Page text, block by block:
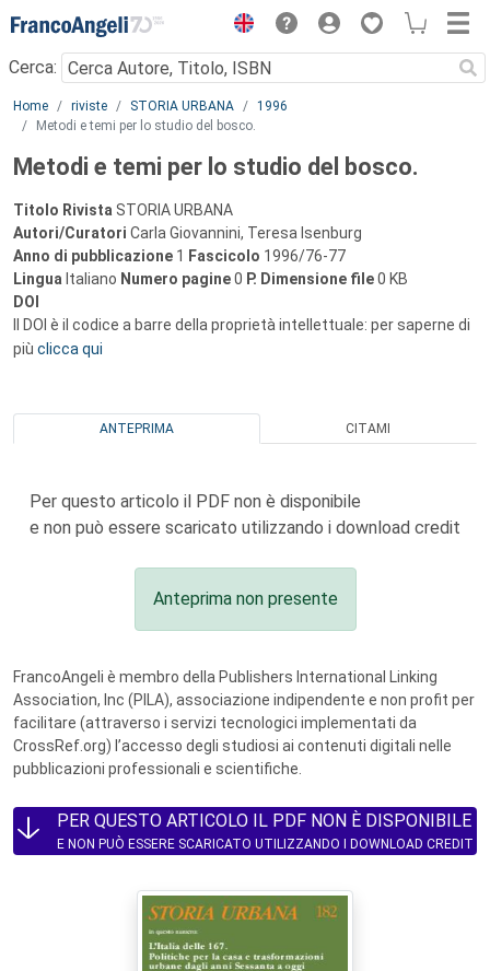
Menu
Cerca:
Main content
Home riviste STORIA URBANA
1996
Metodi e temi per lo studio del bosco.
Metodi e temi per lo studio del bosco.
Titolo Rivista STORIA URBANA
Autori/Curatori Carla Giovannini, Teresa Isenburg
Anno di pubblicazione 1 Fascicolo 1996/76-77
Lingua Italiano Numero pagine0 P. Dimensione file0 KB
DOI
Il DOI è il codice a barre della proprietà intellettuale: per saperne di
più clicca qui
ANTEPRIMA CITAMI
Per questo articolo il PDF non è disponibile
e non può essere scaricato utilizzando i download credit
Anteprima non presente
FrancoAngeli è membro della Publishers International Linking
Association, Inc (PILA), associazione indipendente e non profit per
facilitare (attraverso i servizi tecnologici implementati da
CrossRef.org) l’accesso degli studiosi ai contenuti digitali nelle
pubblicazioni professionali e scientifiche.
PER QUESTO ARTICOLO IL PDF NON È DISPONIBILE
E NON PUÒ ESSERE SCARICATO UTILIZZANDO I DOWNLOAD CREDIT